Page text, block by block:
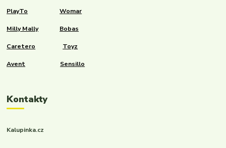
PlayTo Womar
Milly Mally Bobas
Caretero Toyz
Avent Sensillo
Kontakty
Kalupinka.cz